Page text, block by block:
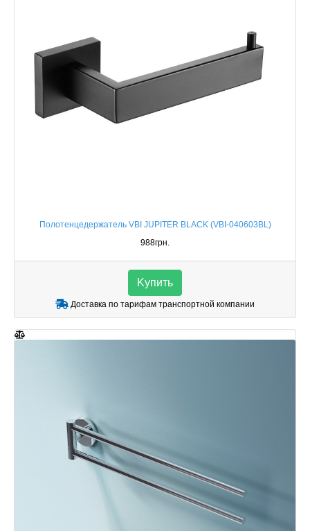
Полотенцедержатель VBI JUPITER BLACK (VBI-040603BL)
988грн.
Kупить
Доставка по тарифам транспортной компании